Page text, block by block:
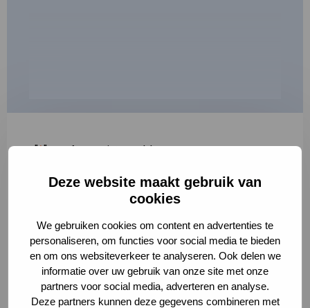
Deze website maakt gebruik van
cookies
We gebruiken cookies om content en advertenties te
personaliseren, om functies voor social media te bieden
en om ons websiteverkeer te analyseren. Ook delen we
informatie over uw gebruik van onze site met onze
partners voor social media, adverteren en analyse.
Deze partners kunnen deze gegevens combineren met
"*" geeft vereiste velden aan
2
Volledige omschrijving*